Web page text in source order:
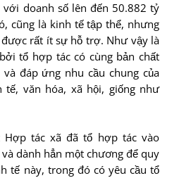
doanh số lên đến 50.882 tỷ
cũng là kinh tế tập thể, nhưng
rất ít sự hỗ trợ. Như vậy là
tổ hợp tác có cùng bản chất
đáp ứng nhu cầu chung của
tế, văn hóa, xã hội, giống như
Hợp tác xã đã tổ hợp tác vào
dành hẳn một chương để quy
tế này, trong đó có yêu cầu tổ